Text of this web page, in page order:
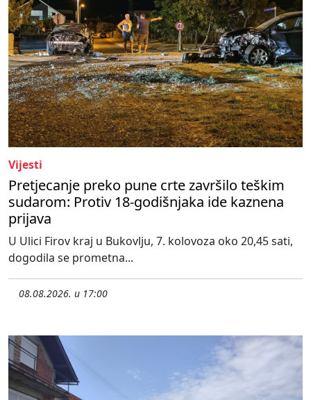
Vijesti
Pretjecanje preko pune crte završilo teškim
sudarom: Protiv 18-godišnjaka ide kaznena
prijava
U Ulici Firov kraj u Bukovlju, 7. kolovoza oko 20,45 sati,
dogodila se prometna...
08.08.2026. u 17:00